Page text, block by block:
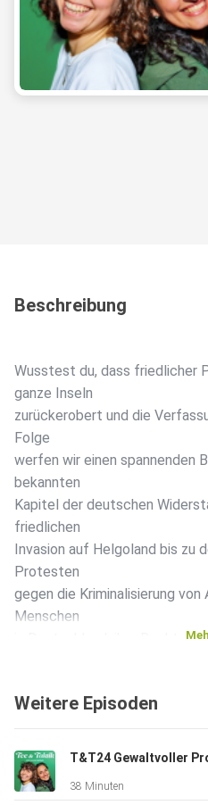
Beschreibung
Wusstest du, dass friedlicher
ganze Inseln
zurückerobert und die
Folge
werfen wir einen spannenden
bekannten
Kapitel der deutschen
friedlichen
Invasion auf Helgoland bis zu
Protesten
gegen die Kriminalisierung von
Menschen
in Deutschland ihre Rechte
im
historische
Beispiele, die zeigt, dass
der
Weitere Episoden
T&T24 Gewaltvoller
38 Minuten